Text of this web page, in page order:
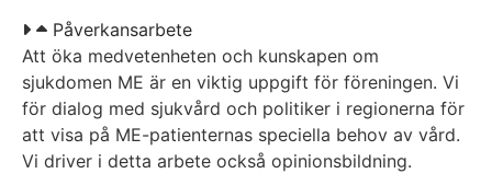
Påverkansarbete
Att öka medvetenheten och kunskapen om
sjukdomen ME är en viktig uppgift för föreningen. Vi
för dialog med sjukvård och politiker i regionerna för
att visa på ME-patienternas speciella behov av vård.
Vi driver i detta arbete också opinionsbildning.